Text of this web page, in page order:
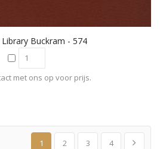
Buckram - 574
met ons op voor prijs.
1 2 3 4